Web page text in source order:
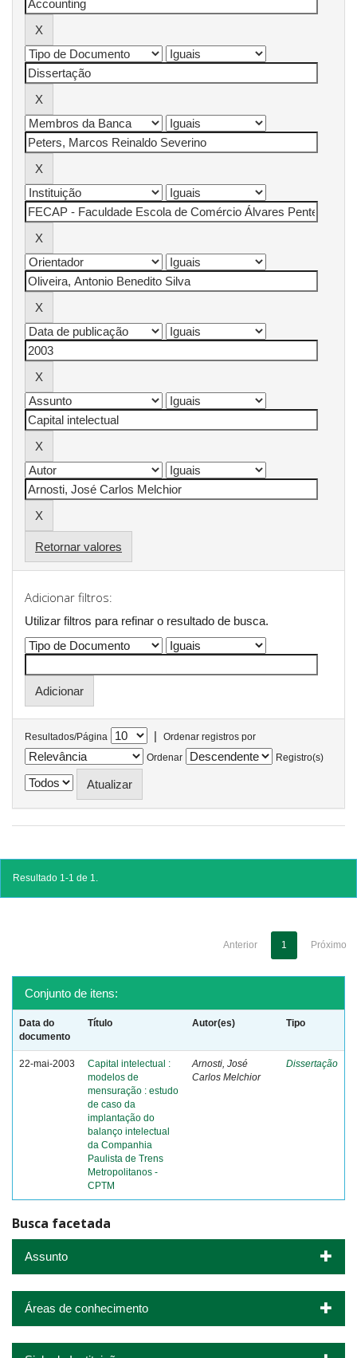
Retornar valores
Adicionar filtros:
Utilizar filtros para refinar o resultado de busca.
Resultados/Página |
Ordenar registros por
Ordenar
Registro(s)
Resultado 1-1 de 1.
Anterior 1 Próximo
Conjunto de itens:
Data do
documento
Título Autor(es) Tipo
22-mai-2003
Capital intelectual :
modelos de
mensuração : estudo
de caso da
implantação do
balanço intelectual
da Companhia
Paulista de Trens
Metropolitanos -
CPTM
Arnosti, José
Carlos Melchior
Dissertação
Busca facetada
Assunto
Áreas de conhecimento